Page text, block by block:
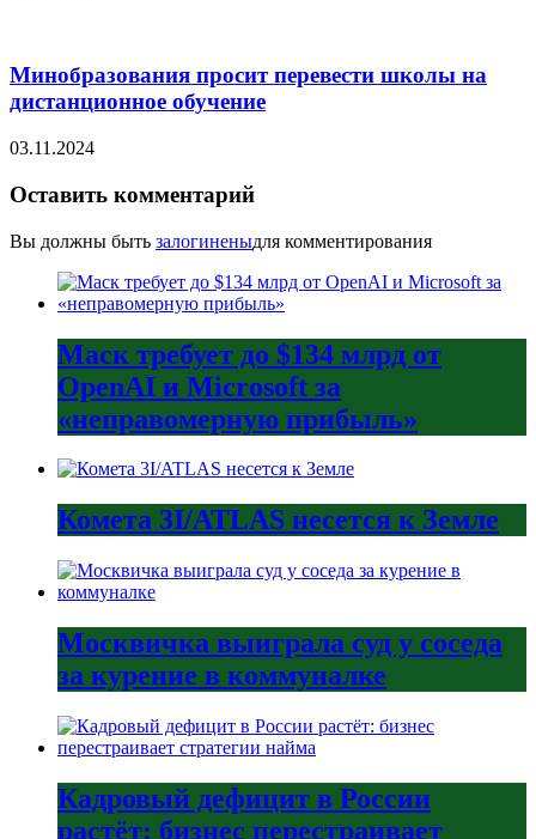
Минобразования просит перевести школы на
дистанционное обучение
03.11.2024
Оставить комментарий
Вы должны быть залогиненыдля комментирования
Маск требует до $134 млрд от
OpenAI и Microsoft за
«неправомерную прибыль»
Комета 3I/ATLAS несется к Земле
Москвичка выиграла суд у соседа
за курение в коммуналке
Кадровый дефицит в России
растёт: бизнес перестраивает